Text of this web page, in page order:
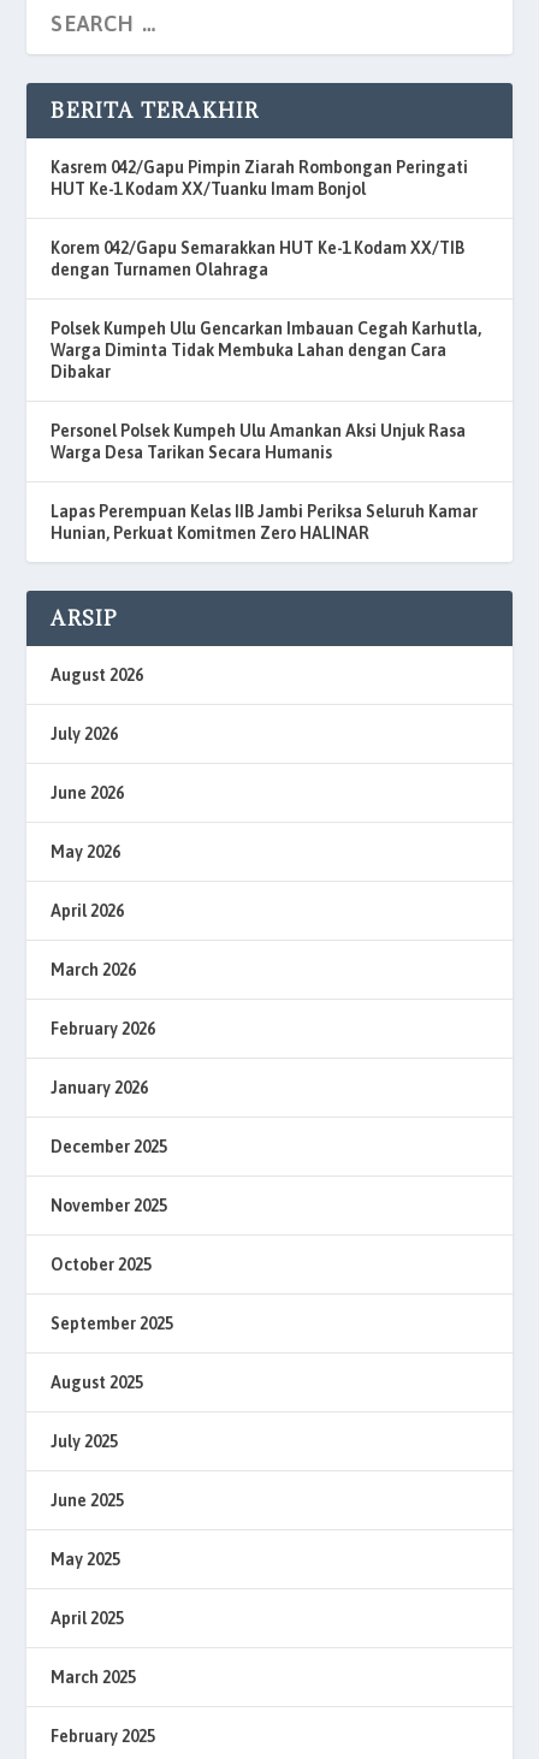
BERITA TERAKHIR
Kasrem 042/Gapu Pimpin Ziarah Rombongan Peringati
HUT Ke-1 Kodam XX/Tuanku Imam Bonjol
Korem 042/Gapu Semarakkan HUT Ke-1 Kodam XX/TIB
dengan Turnamen Olahraga
Polsek Kumpeh Ulu Gencarkan Imbauan Cegah Karhutla,
Warga Diminta Tidak Membuka Lahan dengan Cara
Dibakar
Personel Polsek Kumpeh Ulu Amankan Aksi Unjuk Rasa
Warga Desa Tarikan Secara Humanis
Lapas Perempuan Kelas IIB Jambi Periksa Seluruh Kamar
Hunian, Perkuat Komitmen Zero HALINAR
ARSIP
August 2026
July 2026
June 2026
May 2026
April 2026
March 2026
February 2026
January 2026
December 2025
November 2025
October 2025
September 2025
August 2025
July 2025
June 2025
May 2025
April 2025
March 2025
February 2025